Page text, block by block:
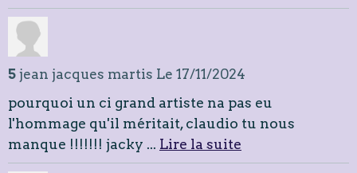
5 jean jacques martis Le 17/11/2024
pourquoi un ci grand artiste na pas eu
l'hommage qu'il méritait, claudio tu nous
manque !!!!!!! jacky ... Lire la suite